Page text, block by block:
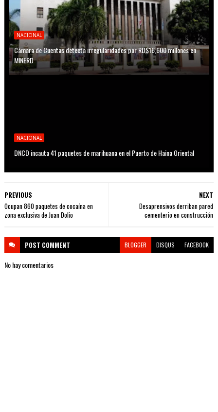
NACIONAL
Cámara de Cuentas detecta irregularidades por RD$16,600 millones en
MINERD
NACIONAL
DNCD incauta 41 paquetes de marihuana en el Puerto de Haina Oriental
NEXT
Desaprensivos derriban pared
cementerio en construcción
PREVIOUS
Ocupan 860 paquetes de cocaína en
zona exclusiva de Juan Dolio
POST COMMENT BLOGGER DISQUS FACEBOOK
No hay comentarios